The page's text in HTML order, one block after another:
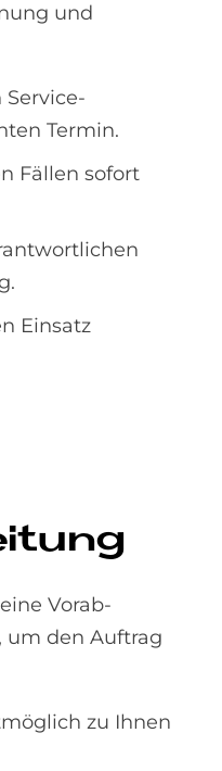
und
Termin.
Fällen sofort
Einsatz
Vorab-
um den Auftrag
zu Ihnen